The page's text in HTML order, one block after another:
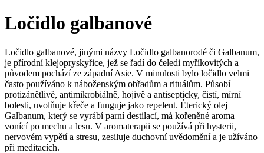
Ločidlo galbanové
Ločidlo galbanové, jinými názvy Ločidlo galbanorodé či Galbanum,
je přírodní klejopryskyřice, jež se řadí do čeledi myříkovitých a
původem pochází ze západní Asie. V minulosti bylo ločidlo velmi
často používáno k náboženským obřadům a rituálům. Působí
protizánětlivě, antimikrobiálně, hojivě a antisepticky, čistí, mírní
bolesti, uvolňuje křeče a funguje jako repelent. Éterický olej
Galbanum, který se vyrábí parní destilací, má kořeněné aroma
vonící po mechu a lesu. V aromaterapii se používá při hysterii,
nervovém vypětí a stresu, zesiluje duchovní uvědomění a je užíváno
při meditacích.